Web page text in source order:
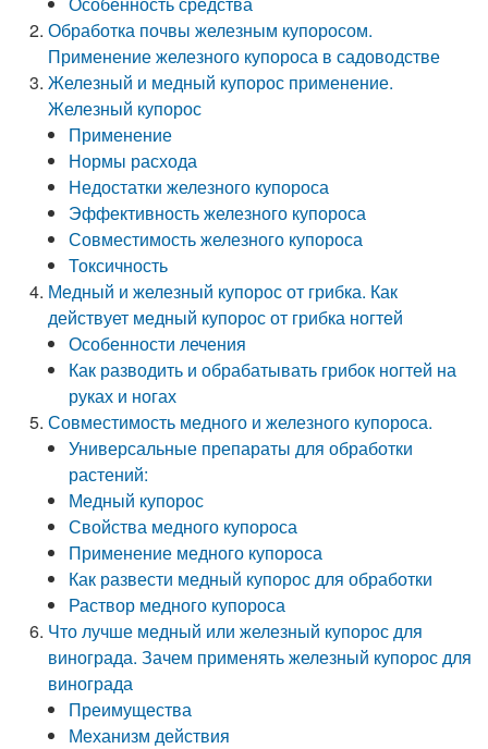
Обработка почвы железным купоросом.
Применение железного купороса в садоводстве
Железный и медный купорос применение.
Железный купорос
Применение
Нормы расхода
Недостатки железного купороса
Эффективность железного купороса
Совместимость железного купороса
Токсичность
Медный и железный купорос от грибка. Как
действует медный купорос от грибка ногтей
Особенности лечения
Как разводить и обрабатывать грибок ногтей на
руках и ногах
Совместимость медного и железного купороса.
Универсальные препараты для обработки
растений:
Медный купорос
Свойства медного купороса
Применение медного купороса
Как развести медный купорос для обработки
Раствор медного купороса
Что лучше медный или железный купорос для
винограда. Зачем применять железный купорос для
винограда
Преимущества
Механизм действия